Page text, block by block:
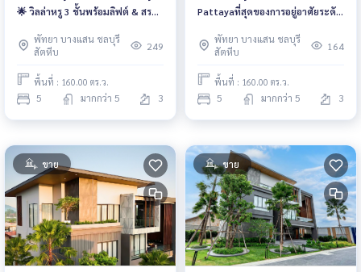
🌟 วิลล่าหรู 3 ชั้นพร้อมลิฟต์ & สระ
Ultra Luxury
พัทยา บางแสน ชลบุรี
สัตหีบ
249
พื้นที่ : 160.00 ตร.ว.
5 มากกว่า 5 3
Pattayaที่สุดของการอยู่อาศัยระดับ
ตร.ม.พัทยา บางแสน ชลบุรี
สัตหีบ
164
พื้นที่ : 160.00 ตร.ว.
5 มากกว่า 5 3
ขาย ขาย